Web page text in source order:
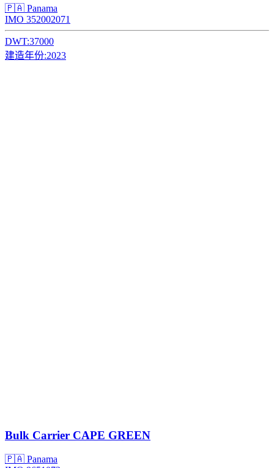
🇵🇦 Panama
IMO 352002071
DWT:37000
建造年份:2023
Bulk Carrier CAPE GREEN
🇵🇦 Panama